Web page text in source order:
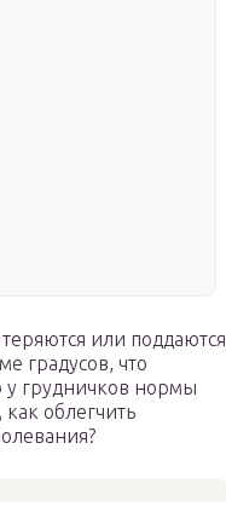
или поддаются
градусов, что
у грудничков нормы
облегчить